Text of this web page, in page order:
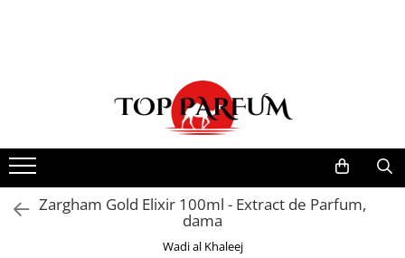
Pachete FEMEI
Pachete BARBATI
Pachete EL si EA
Zargham Gold Elixir 100ml - Extract de Parfum,
dama
Wadi al Khaleej